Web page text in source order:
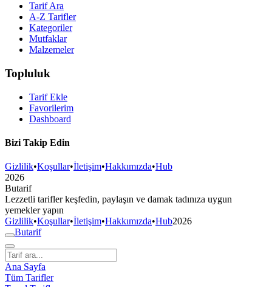
Tarif Ara
A-Z Tarifler
Kategoriler
Mutfaklar
Malzemeler
Topluluk
Tarif Ekle
Favorilerim
Dashboard
Bizi Takip Edin
Gizlilik•Koşullar•İletişim•Hakkımızda•Hub
2026
Butarif
Lezzetli tarifler keşfedin, paylaşın ve damak tadınıza uygun
yemekler yapın
Gizlilik•Koşullar•İletişim•Hakkımızda•Hub2026
Butarif
Ana Sayfa
Tüm Tarifler